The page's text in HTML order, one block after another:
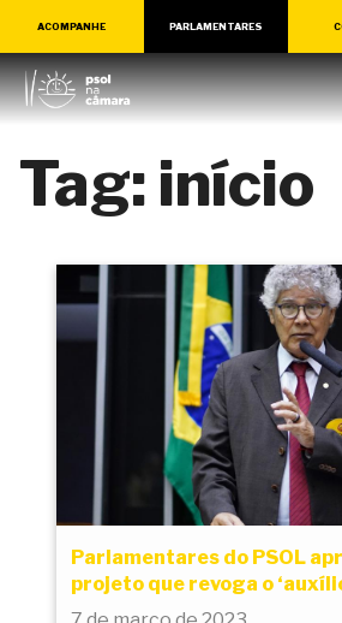
ACOMPANHE PARLAMENTARES
Tag: início
Parlamentares do PSOL
projeto que revoga o